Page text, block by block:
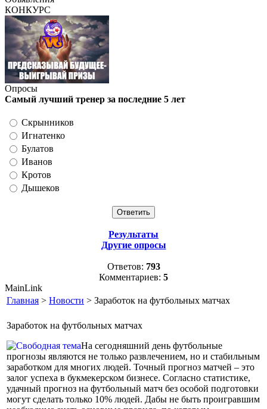
КОНКУРС
Опросы
Самый лучший тренер за последние 5 лет
Скрынников
Игнатенко
Булатов
Иванов
Кротов
Дышеков
Результаты
Другие опросы
Ответов: 793
Комментариев: 5
MainLink
Главная > Новости > Заработок на футбольных матчах
Заработок на футбольных матчах
На сегодняшний день футбольные
прогнозы являются не только развлечением, но и стабильным
заработком для многих людей. Точный прогноз матчей – это
залог успеха в букмекерском бизнесе. Согласно статистике,
удачный прогноз на футбольный матч без особой подготовки
могут сделать только 10% людей. Дабы не быть проигравшим